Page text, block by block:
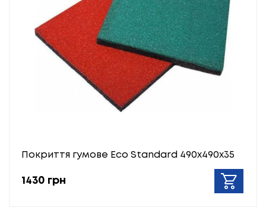
Покриття гумове Eco Standard 490х490х35
1430 грн